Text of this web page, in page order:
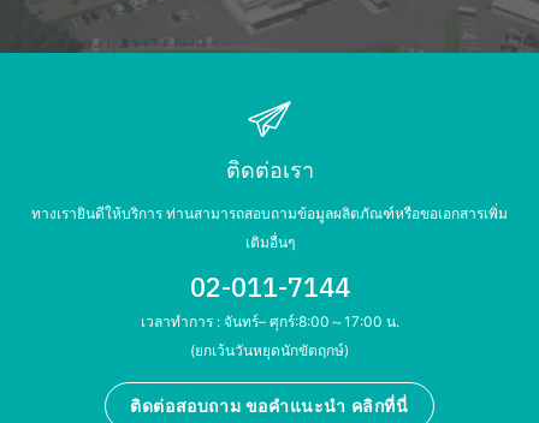
ติดต่อเรา
ทางเรายินดีให้บริการ ท่านสามารถสอบถามข้อมูลผลิตภัณฑ์หรือขอเอกสารเพิ่ม
เติมอื่นๆ
02-011-7144
เวลาทำการ : จันทร์– ศุกร์:8:00～17:00 น.
(ยกเว้นวันหยุดนักขัตฤกษ์)
ติดต่อสอบถาม ขอคำแนะนำ คลิกที่นี่